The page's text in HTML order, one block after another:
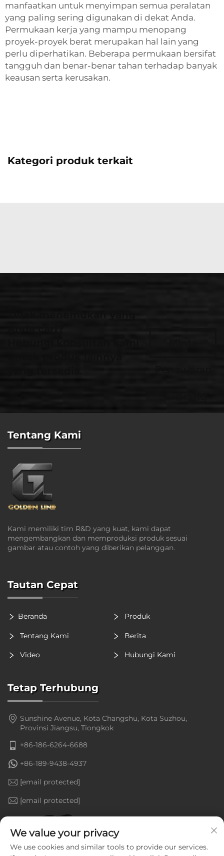
manfaatkan untuk menyimpan semua peralatan
yang paling sering digunakan di dekat Anda.
Permukaan kerja yang mampu menopang
proyek-proyek berat merupakan hal lain yang
perlu diperhatikan. Beberapa permukaan bersifat
tangguh dan benar-benar tahan terhadap banyak
keausan serta kerusakan.
Kategori produk terkait
Tentang Kami
Kami memiliki tim R&D yang kuat, kami dapat
mengembangkan dan memproduksi produk sesuai
gambar atau contoh yang diberikan pelanggan.
Tautan Cepat
Beranda Produk
Tentang Kami Berita
Video Hubungi Kami
Tetap Terhubung
Sunshine Avenue, Kota Changshu, Kota Suzhou,
Provinsi Jiangsu, Tiongkok
+86-186-6264-6688
+86-189-9438-4937
[email protected]
[email protected]
We value your privacy
We use cookies and similar tools to provide our services.